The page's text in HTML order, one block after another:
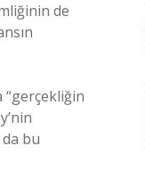
de
bu